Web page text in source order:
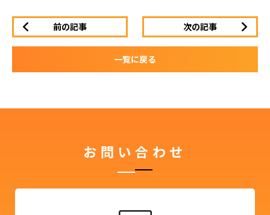
前の記事 次の記事
一覧に戻る
お問い合わせ